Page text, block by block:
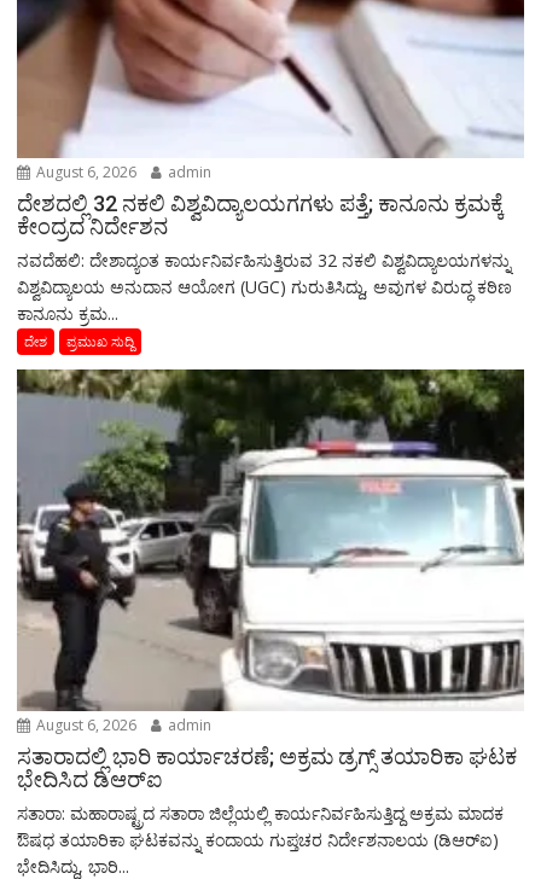
August 6, 2026 admin
ದೇಶದಲ್ಲಿ 32 ನಕಲಿ ವಿಶ್ವವಿದ್ಯಾಲಯಗಗಳು ಪತ್ತೆ; ಕಾನೂನು ಕ್ರಮಕ್ಕೆ
ಕೇಂದ್ರದ ನಿರ್ದೇಶನ
ನವದೆಹಲಿ: ದೇಶಾದ್ಯಂತ ಕಾರ್ಯನಿರ್ವಹಿಸುತ್ತಿರುವ 32 ನಕಲಿ ವಿಶ್ವವಿದ್ಯಾಲಯಗಳನ್ನು
ವಿಶ್ವವಿದ್ಯಾಲಯ ಅನುದಾನ ಆಯೋಗ (UGC) ಗುರುತಿಸಿದ್ದು, ಅವುಗಳ ವಿರುದ್ಧ ಕಠಿಣ
ಕಾನೂನು ಕ್ರಮ...
ದೇಶ ಪ್ರಮುಖ ಸುದ್ದಿ
August 6, 2026 admin
ಸತಾರಾದಲ್ಲಿ ಭಾರಿ ಕಾರ್ಯಾಚರಣೆ; ಅಕ್ರಮ ಡ್ರಗ್ಸ್ ತಯಾರಿಕಾ ಘಟಕ
ಭೇದಿಸಿದ ಡಿಆರ್‌ಐ
ಸತಾರಾ: ಮಹಾರಾಷ್ಟ್ರದ ಸತಾರಾ ಜಿಲ್ಲೆಯಲ್ಲಿ ಕಾರ್ಯನಿರ್ವಹಿಸುತ್ತಿದ್ದ ಅಕ್ರಮ ಮಾದಕ
ಔಷಧ ತಯಾರಿಕಾ ಘಟಕವನ್ನು ಕಂದಾಯ ಗುಪ್ತಚರ ನಿರ್ದೇಶನಾಲಯ (ಡಿಆರ್‌ಐ)
ಭೇದಿಸಿದ್ದು, ಭಾರಿ...